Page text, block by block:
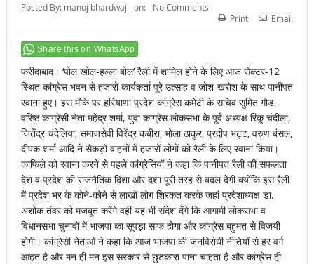
Posted By: manoj bhardwaj on:
No Comments
Print
Email
Share this on WhatsApp
फरीदाबाद। ‘पोल खोल-हल्ला बोल’ रैली में शामिल होने के लिए आज सेक्टर-12
स्थित कांग्रेस भवन से हजारों कार्यकर्ता पूरे उत्साह व जोश-खरोश के साथ पानीपत
रवाना हुए। इस मौके पर हरियाणा प्रदेश कांग्रेस कमेटी के सचिव सुमित गौड़,
वरिष्ठ कांग्रेसी नेता महेंद्र शर्मा, युवा कांग्रेस लोकसभा के पूर्व अध्यक्ष रिंकू चंदीला,
जितेंद्र चंदेलिया, समाजसेवी विरेंद्र कबीरा, भोला ठाकुर, प्रदीप भट्ट, वरुण बंसल,
दीपक शर्मा आदि ने सैकड़ों वाहनों में हजारों लोगों को रैली के लिए रवाना किया।
काफिले को रवाना करने से पहले कांग्रेसियों ने कहा कि पानीपत रैली की सफलता
देश व प्रदेश की राजनैतिक दिशा और दशा पूरी तरह से बदल देगी क्योंकि इस रैली
में प्रदेश भर के कोने-कोने से लाखों लोग शिरकत करके जहां प्रदेशाध्यक्ष डा.
अशोक तंवर को मजबूत करेंगे वहीं यह भी संदेश देंगे कि आगामी लोकसभा व
विधानसभा चुनावों में भाजपा का सूपड़ा साफ होगा और कांग्रेस बहुमत से विजयी
होगी। कांग्रेसी नेताओं ने कहा कि आज भाजपा की जनविरोधी नीतियों से हर वर्ग
आहत है और मन ही मन इस सरकार से छुटकारा पाना चाहता है और कांग्रेस ही